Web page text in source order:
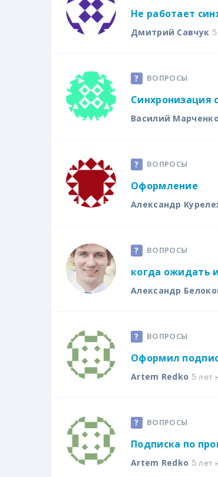
Не работает
Дмитрий Савчук
ВОПРОСЫ
Синхронизация
Василий Марченко
ВОПРОСЫ
Оформление
Александр
ВОПРОСЫ
когда ожидать
Александр
ВОПРОСЫ
Оформил
Artem Redko 5 лет
ВОПРОСЫ
Подписка по
Artem Redko 5 лет